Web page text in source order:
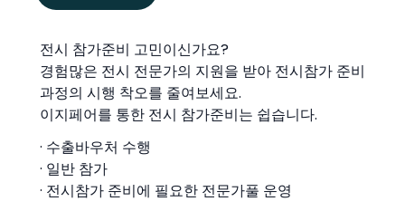
전시 참가준비 고민이신가요?
경험많은 전시 전문가의 지원을 받아 전시참가 준비
과정의 시행 착오를 줄여보세요.
이지페어를 통한 전시 참가준비는 쉽습니다.
· 수출바우처 수행
· 일반 참가
· 전시참가 준비에 필요한 전문가풀 운영